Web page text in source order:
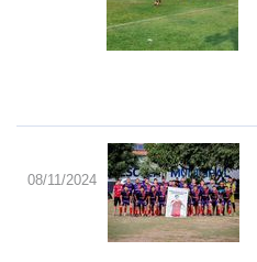
08/11/2024